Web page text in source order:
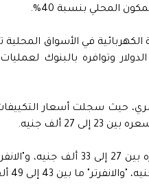
المحلي بنسبة 40%.
في الأسواق المحلية
وتوافره بالبنوك